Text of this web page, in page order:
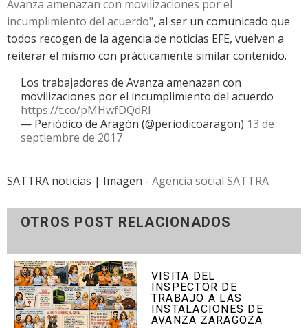
Avanza amenazan con movilizaciones por el
incumplimiento del acuerdo", al ser un comunicado que
todos recogen de la agencia de noticias EFE, vuelven a
reiterar el mismo con prácticamente similar contenido.
Los trabajadores de Avanza amenazan con
movilizaciones por el incumplimiento del acuerdo
https://t.co/pMHwfDQdRl
— Periódico de Aragón (@periodicoaragon) 13 de
septiembre de 2017
SATTRA noticias | Imagen - Agencia social SATTRA
OTROS POST RELACIONADOS
VISITA DEL
INSPECTOR DE
TRABAJO A LAS
INSTALACIONES DE
AVANZA ZARAGOZA